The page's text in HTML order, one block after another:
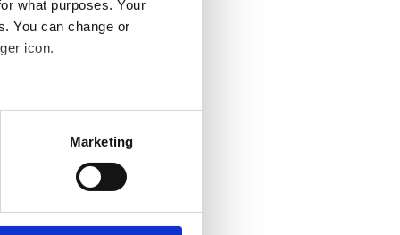
what purposes. Your
You can change or
icon.
meters
Marketing